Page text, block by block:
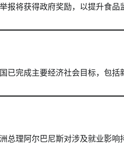
报将获得政府奖励，以提升食
已完成主要经济社会目标，包
总理阿尔巴尼斯对涉及就业影